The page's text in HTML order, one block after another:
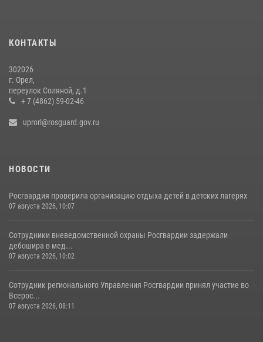
КОНТАКТЫ
302026
г. Орел,
переулок Соляной, д.1
+ 7 (4862) 59-02-46
uprorl@rosguard.gov.ru
НОВОСТИ
Росгвардия проверила организацию отдыха детей в детских лагерях
07 августа 2026, 10:07
Сотрудники вневедомственной охраны Росгвардии задержали
дебошира в мед...
07 августа 2026, 10:02
Сотрудник регионального Управления Росгвардии принял участие во
Всерос...
07 августа 2026, 08:11